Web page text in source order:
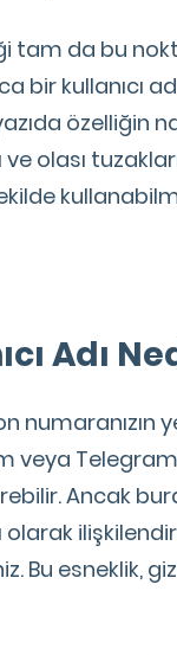
tam da bu
bir kullanıcı
özelliğin
olası
Adı
veya
Ancak
olarak
Bu esneklik,